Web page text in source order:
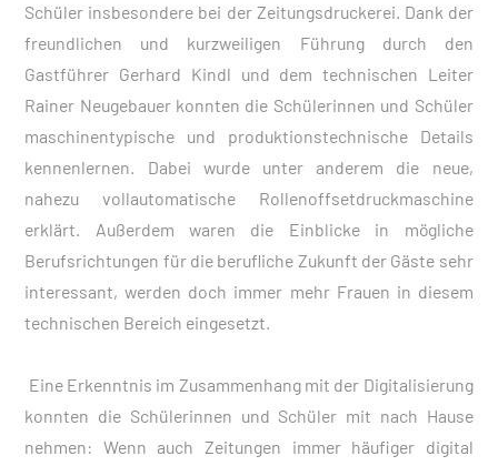
Schüler insbesondere bei der Zeitungsdruckerei. Dank der
freundlichen und kurzweiligen Führung durch den
Gastführer Gerhard Kindl und dem technischen Leiter
Rainer Neugebauer konnten die Schülerinnen und Schüler
maschinentypische und produktionstechnische Details
kennenlernen. Dabei wurde unter anderem die neue,
nahezu vollautomatische Rollenoffsetdruckmaschine
erklärt. Außerdem waren die Einblicke in mögliche
Berufsrichtungen für die berufliche Zukunft der Gäste sehr
interessant, werden doch immer mehr Frauen in diesem
technischen Bereich eingesetzt.
Eine Erkenntnis im Zusammenhang mit der Digitalisierung
konnten die Schülerinnen und Schüler mit nach Hause
nehmen: Wenn auch Zeitungen immer häufiger digital